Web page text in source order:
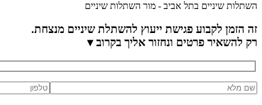
השתלות שיניים בתל אביב - מור השתלות שיניים
זה הזמן לקבוע פגישת ייעוץ להשתלת שיניים מנצחת.
רק להשאיר פרטים ונחזור אליך בקרוב ▾